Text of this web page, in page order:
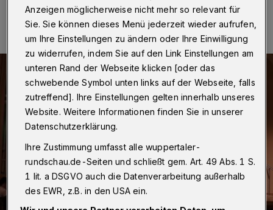
Anzeigen möglicherweise nicht mehr so relevant für
Sie. Sie können dieses Menü jederzeit wieder aufrufen,
um Ihre Einstellungen zu ändern oder Ihre Einwilligung
zu widerrufen, indem Sie auf den Link Einstellungen am
unteren Rand der Webseite klicken [oder das
schwebende Symbol unten links auf der Webseite, falls
zutreffend]. Ihre Einstellungen gelten innerhalb unseres
Website. Weitere Informationen finden Sie in unserer
Datenschutzerklärung.
Ihre Zustimmung umfasst alle wuppertaler-
rundschau.de-Seiten und schließt gem. Art. 49 Abs. 1 S.
1 lit. a DSGVO auch die Datenverarbeitung außerhalb
des EWR, z.B. in den USA ein.